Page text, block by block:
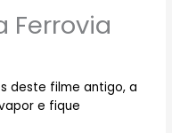
Ferrovia
deste filme antigo, a
e fique